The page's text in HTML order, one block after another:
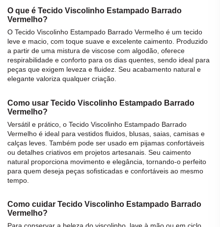
O que é Tecido Viscolinho Estampado Barrado
Vermelho?
O Tecido Viscolinho Estampado Barrado Vermelho é um tecido
leve e macio, com toque suave e excelente caimento. Produzido
a partir de uma mistura de viscose com algodão, oferece
respirabilidade e conforto para os dias quentes, sendo ideal para
peças que exigem leveza e fluidez. Seu acabamento natural e
elegante valoriza qualquer criação.
Como usar Tecido Viscolinho Estampado Barrado
Vermelho?
Versátil e prático, o Tecido Viscolinho Estampado Barrado
Vermelho é ideal para vestidos fluidos, blusas, saias, camisas e
calças leves. Também pode ser usado em pijamas confortáveis
ou detalhes criativos em projetos artesanais. Seu caimento
natural proporciona movimento e elegância, tornando-o perfeito
para quem deseja peças sofisticadas e confortáveis ao mesmo
tempo.
Como cuidar Tecido Viscolinho Estampado Barrado
Vermelho?
Para conservar a beleza do viscolinho , lave à mão ou em ciclo